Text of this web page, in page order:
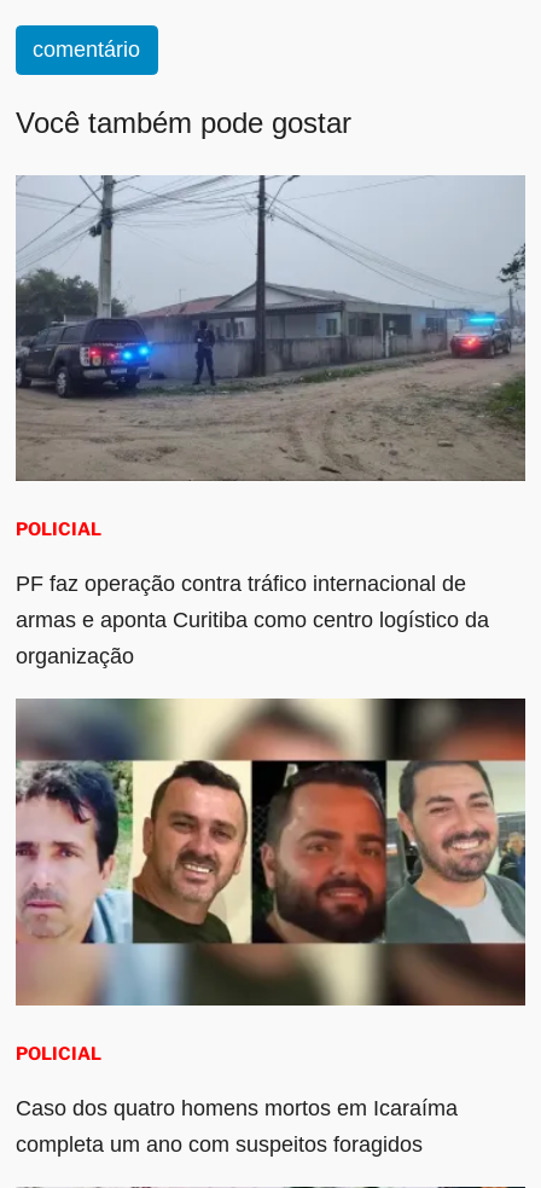
comentário
Você também pode gostar
POLICIAL
PF faz operação contra tráfico internacional de
armas e aponta Curitiba como centro logístico da
organização
POLICIAL
Caso dos quatro homens mortos em Icaraíma
completa um ano com suspeitos foragidos